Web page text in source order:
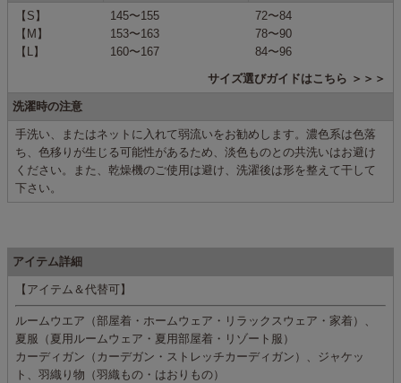
【S】
【M】
【L】
145〜155
153〜163
160〜167
72〜84
78〜90
84〜96
サイズ選びガイドはこちら ＞＞＞
洗濯時の注意
手洗い、またはネットに入れて弱流いをお勧めします。濃色系は色落
ち、色移りが生じる可能性があるため、淡色ものとの共洗いはお避け
ください。また、乾燥機のご使用は避け、洗濯後は形を整えて干して
下さい。
アイテム詳細
【アイテム＆代替可】
ルームウエア（部屋着・ホームウェア・リラックスウェア・家着）、
夏服（夏用ルームウェア・夏用部屋着・リゾート服）
カーディガン（カーデガン・ストレッチカーディガン）、ジャケッ
ト、羽織り物（羽織もの・はおりもの）